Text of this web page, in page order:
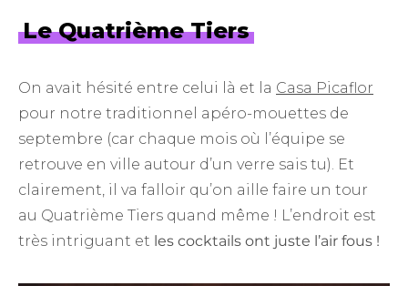
Le Quatrième Tiers
On avait hésité entre celui là et la Casa Picaflor
pour notre traditionnel apéro-mouettes de
septembre (car chaque mois où l’équipe se
retrouve en ville autour d’un verre sais tu). Et
clairement, il va falloir qu’on aille faire un tour
au Quatrième Tiers quand même ! L’endroit est
très intriguant et les cocktails ont juste l’air fous !